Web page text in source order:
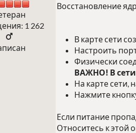
1 262
Восстановление
В карте сети
Настроить
Физически
ВАЖНО! В
На карте сети,
Нажмите
Если питание
Относитесь к этой